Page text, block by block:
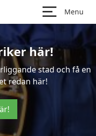
Menu
här!
stad och få en
redan här!